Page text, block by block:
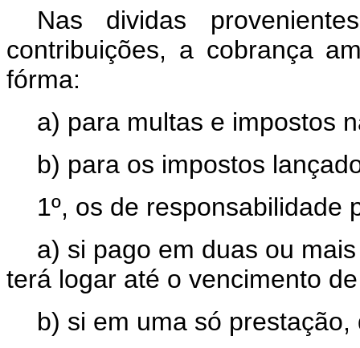
Nas dividas
contribuições, a cobrança
fórma:
a) para multas e impostos
b) para os impostos
1º, os de responsabilidade
a) si pago em duas ou
terá logar até o vencimento
b) si em uma só